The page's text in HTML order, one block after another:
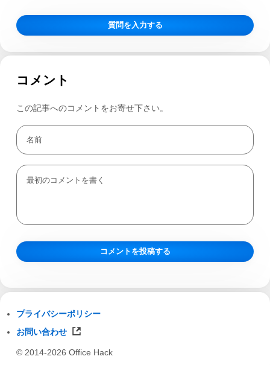
質問を入力する
コメント
この記事へのコメントをお寄せ下さい。
プライバシーポリシー
お問い合わせ
© 2014-2026 Office Hack